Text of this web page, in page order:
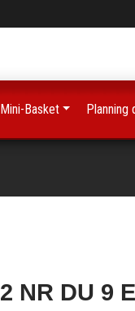
NR DU 9
Basket Planning